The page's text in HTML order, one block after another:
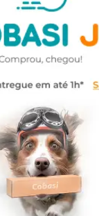
20 cm de
de 10%.
substrato e adicione
manter o solo e/ou
melhores resultados.
sementes